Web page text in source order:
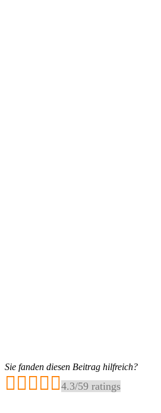
Sie fanden diesen Beitrag hilfreich?
4.3/59 ratings